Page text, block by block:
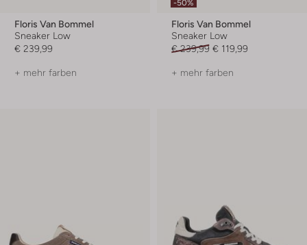
Floris Van Bommel
Sneaker Low
€ 239,99
+ mehr farben
-50%
Floris Van Bommel
Sneaker Low
€ 239,99 € 119,99
+ mehr farben